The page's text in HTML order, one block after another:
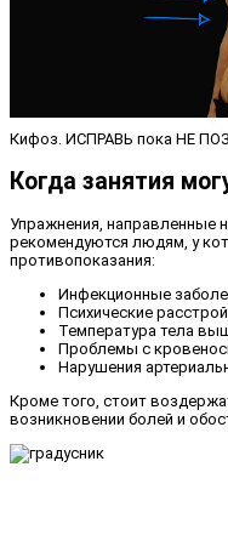
Кифоз. ИСПРАВЬ пока НЕ
Когда занятия
Упражнения, направленные
рекомендуются людям, у
противопоказания:
Инфекционные
Психические
Температура тела
Проблемы с
Нарушения
Кроме того, стоит
возникновении болей и